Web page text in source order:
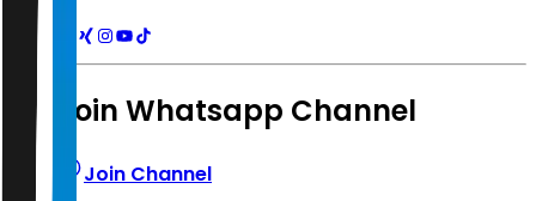
Join Whatsapp Channel
Join Channel